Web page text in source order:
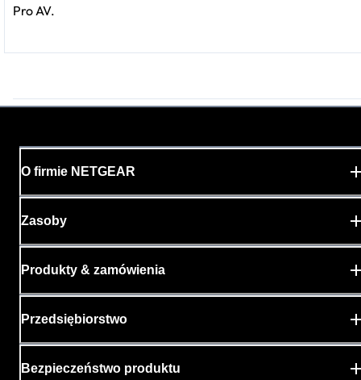
Pro AV.
O firmie NETGEAR
Zasoby
Produkty & zamówienia
Przedsiębiorstwo
Bezpieczeństwo produktu